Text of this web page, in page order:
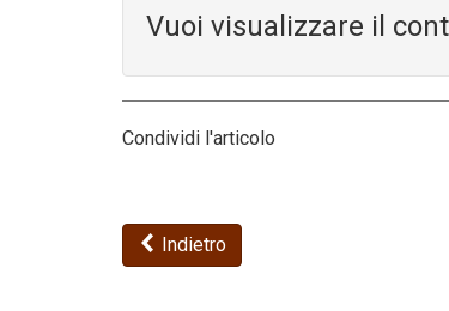
Vuoi visualizzare il
Condividi l'articolo
Indietro